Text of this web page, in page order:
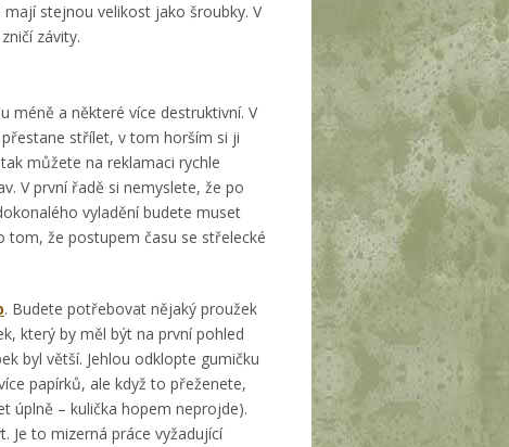
stejnou velikost jako šroubky. V
závity.
méně a některé více destruktivní. V
střílet, v tom horším si ji
můžete na reklamaci rychle
V první řadě si nemyslete, že po
vyladění budete muset
tom, že postupem času se střelecké
. Budete potřebovat nějaký proužek
který by měl být na první pohled
byl větší. Jehlou odklopte gumičku
papírků, ale když to přeženete,
úplně – kulička hopem neprojde).
Je to mizerná práce vyžadující